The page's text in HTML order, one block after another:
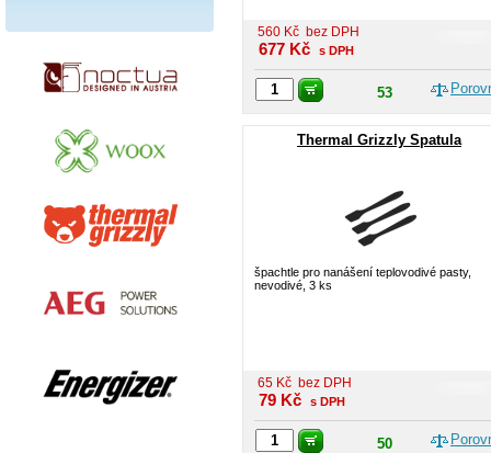
560 Kč bez DPH
677 Kč s DPH
53
Thermal Grizzly Spatula
špachtle pro nanášení teplovodivé pasty,
nevodivé, 3 ks
65 Kč bez DPH
79 Kč s DPH
50